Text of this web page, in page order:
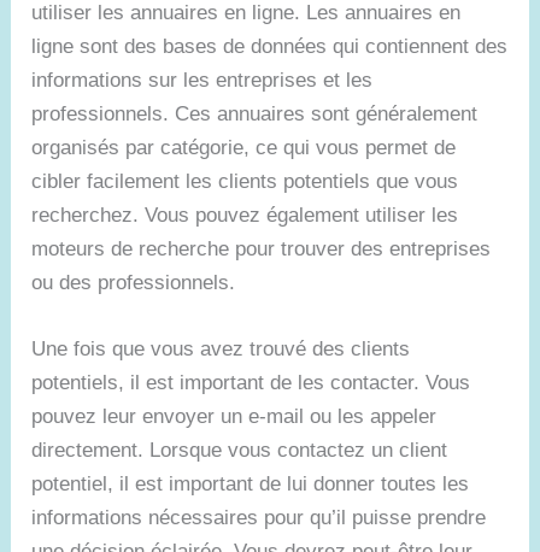
utiliser les annuaires en ligne. Les annuaires en
ligne sont des bases de données qui contiennent des
informations sur les entreprises et les
professionnels. Ces annuaires sont généralement
organisés par catégorie, ce qui vous permet de
cibler facilement les clients potentiels que vous
recherchez. Vous pouvez également utiliser les
moteurs de recherche pour trouver des entreprises
ou des professionnels.
Une fois que vous avez trouvé des clients
potentiels, il est important de les contacter. Vous
pouvez leur envoyer un e-mail ou les appeler
directement. Lorsque vous contactez un client
potentiel, il est important de lui donner toutes les
informations nécessaires pour qu’il puisse prendre